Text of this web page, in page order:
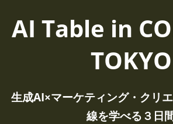
AI Table in
TOKYO
生成AI×マーケティング・クリ
線を学べる３日